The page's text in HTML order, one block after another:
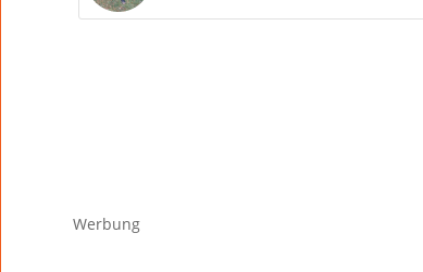
Werbung